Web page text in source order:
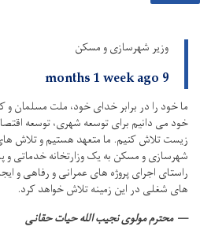
وزیر شهرسازی و مسکن
9 months 1 week ago
ما خود را در برابر خدای خود، ملت مسلمان
خود می دانیم برای توسعه شهری، توسعه
زیست تلاش کنیم. ما متعهد هستیم و تلاش
شهرسازی و مسکن به یک وزارتخانه خدماتی و
راستای اجرای پروژه های عمرانی و رفاهی و
های شغلی در این زمینه تلاش خواهد کرد.
محترم مولوی نجیب الله حیات حقانی